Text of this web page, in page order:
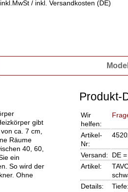
/ inkl. Versandkosten (DE)
gibt
ca. 7 cm,
Räume
40, 60,
ein
So wird der
Ohne
Produkt-
Wir
helfen:
Artikel-
Nr:
Versand:
DE
Artikel:
Details: